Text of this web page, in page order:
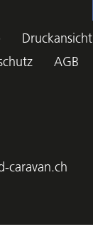
Druckansicht
AGB
caravan.ch